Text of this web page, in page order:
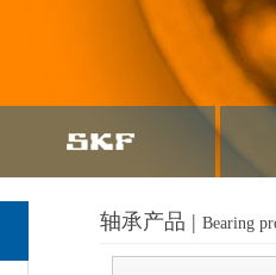
轴承产品 | Bearing